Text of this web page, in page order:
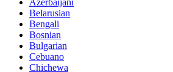
Belarusian
Bengali
Bosnian
Bulgarian
Cebuano
Chichewa